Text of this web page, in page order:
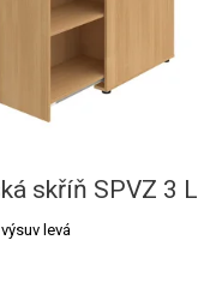
skříň SPVZ 3 L
levá